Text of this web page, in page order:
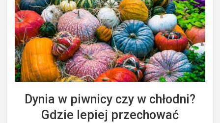
Dynia w piwnicy czy w chłodni?
Gdzie lepiej przechować